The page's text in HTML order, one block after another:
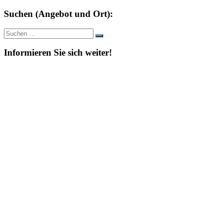
Suchen (Angebot und Ort):
Suche
nach:
Suchen
Informieren Sie sich weiter!